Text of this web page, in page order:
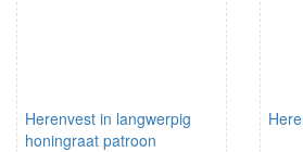
Herenvest in langwerpig
honingraat patroon